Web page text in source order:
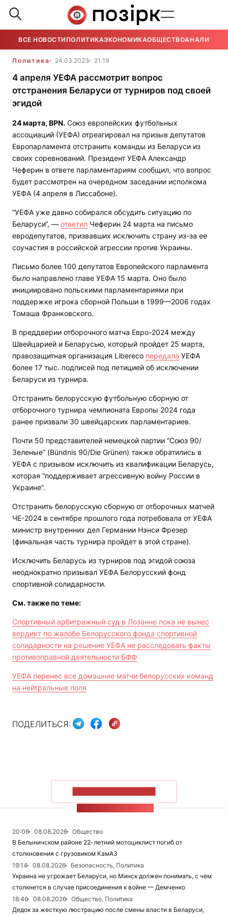
ВСЕ НОВОСТИ ПОЛИТИКАЭКОНОМИКАОБЩЕСТВОАНАЛИТИКА
Политика 24.03.2023 21:19
4 апреля УЕФА рассмотрит вопрос
отстранения Беларуси от турниров под своей
эгидой
24 марта, BPN. Союз европейских футбольных
ассоциаций (УЕФА) отреагировал на призыв депутатов
Европарламента отстранить команды из Беларуси из
своих соревнований. Президент УЕФА Александр
Чеферин в ответе парламентариям сообщил, что вопрос
будет рассмотрен на очередном заседании исполкома
УЕФА (4 апреля в Лиссабоне).
“УЕФА уже давно собирался обсудить ситуацию по
Беларуси“, — ответил Чеферин 24 марта на письмо
евродепутатов, призвавших исключить страну из-за ее
соучастия в российской агрессии против Украины.
Письмо более 100 депутатов Европейского парламента
было направлено главе УЕФА 15 марта. Оно было
инициировано польскими парламентариями при
поддержке игрока сборной Польши в 1999—2006 годах
Томаша Франковского.
В преддверии отборочного матча Евро-2024 между
Швейцарией и Беларусью, который пройдет 25 марта,
правозащитная организация Libereco передала УЕФА
более 17 тыс. подписей под петицией об исключении
Беларуси из турнира.
Отстранить белорусскую футбольную сборную от
отборочного турнира чемпионата Европы 2024 года
ранее призвали 30 швейцарских парламентариев.
Почти 50 представителей немецкой партии “Союз 90/
Зеленые“ (Bündnis 90/Die Grünen) также обратились в
УЕФА с призывом исключить из квалификации Беларусь,
которая “поддерживает агрессивную войну России в
Украине“.
Отстранить белорусскую сборную от отборочных матчей
ЧЕ-2024 в сентябре прошлого года потребовала от УЕФА
министр внутренних дел Германии Нэнси Фрезер
(финальная часть турнира пройдет в этой стране).
Исключить Беларусь из турниров под эгидой союза
неоднократно призывал УЕФА Белорусский фонд
спортивной солидарности.
См. также по теме:
Спортивный арбитражный суд в Лозанне пока не вынес
вердикт по жалобе Белорусского фонда спортивной
солидарности на решение УЕФА не расследовать факты
противоправной деятельности БФФ
УЕФА перенес все домашние матчи белорусских команд
на нейтральные поля
ПОДЕЛИТЬСЯ:
20:06 08.08.2026
Общество
В Белыничском районе 22-летний мотоциклист погиб от
столкновения с грузовиком КамАЗ
19:14
08.08.2026
Безопасность, Политика
Украина не угрожает Беларуси, но Минск должен понимать, с чем
столкнется в случае присоединения к войне — Демченко
18:46
08.08.2026
Общество, Политика
Дедок за жесткую люстрацию после смены власти в Беларуси,